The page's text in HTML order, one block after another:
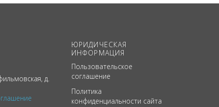
д.
ЮРИДИЧЕСКАЯ
ИНФОРМАЦИЯ
Пользовательское
соглашение
Политика
конфиденциальности сайта